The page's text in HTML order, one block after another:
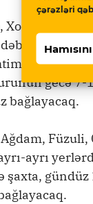
çərəzləri
var.
gecə
bağlayacaq.
ayrı